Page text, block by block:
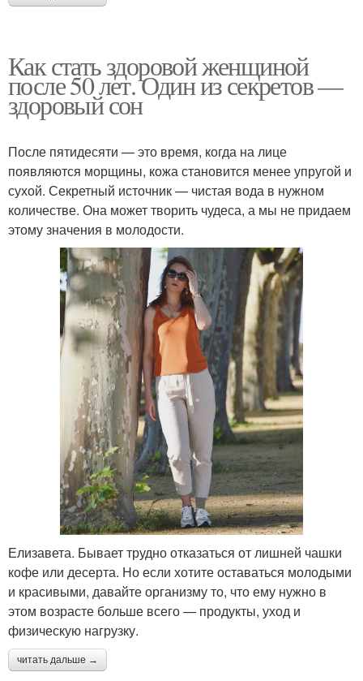
Как стать здоровой женщиной
после 50 лет. Один из секретов —
здоровый сон
После пятидесяти — это время, когда на лице
появляются морщины, кожа становится менее упругой и
сухой. Секретный источник — чистая вода в нужном
количестве. Она может творить чудеса, а мы не придаем
этому значения в молодости.
Елизавета. Бывает трудно отказаться от лишней чашки
кофе или десерта. Но если хотите оставаться молодыми
и красивыми, давайте организму то, что ему нужно в
этом возрасте больше всего — продукты, уход и
физическую нагрузку.
читать дальше →